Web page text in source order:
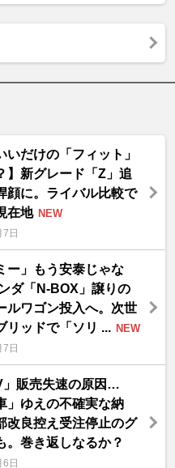
いだけの「フィット」
】新グレード「Z」追
顔に。ライバル比較で
在地 NEW
日
ー」もう安泰じゃな
ダ「N-BOX」譲りの
ルワゴン投入へ。次世
リッドで「ソリ ... NEW
日
」販売失速の原因…
」ゆえの不確実な納
改良控え受注停止のグ
。巻き返しなるか？
日